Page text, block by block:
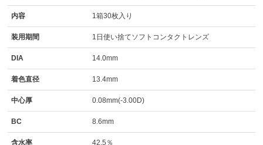
内容 1箱30枚入り
装用期間 1日使い捨てソフトコンタクトレンズ
DIA 14.0mm
着色直径 13.4mm
中心厚 0.08mm(-3.00D)
BC 8.6mm
含水率 42.5％